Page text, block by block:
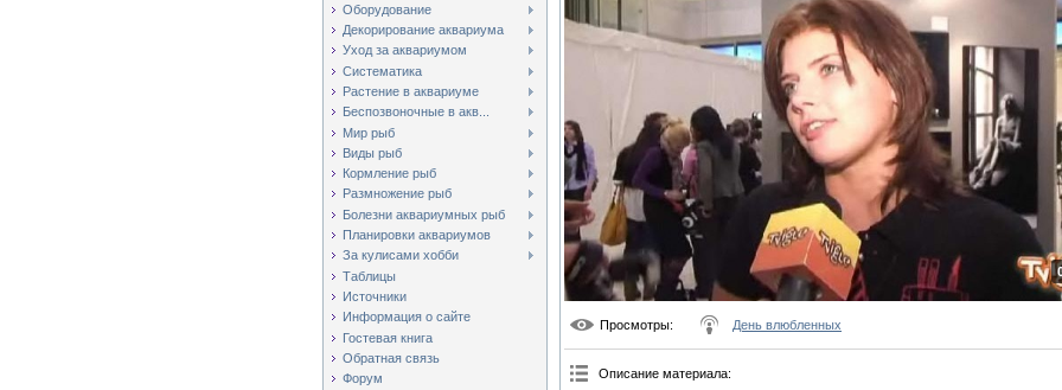
Оборудование
Декорирование аквариума
Уход за аквариумом
Систематика
Растение в аквариуме
Беспозвоночные в акв...
Мир рыб
Виды рыб
Кормление рыб
Размножение рыб
Болезни аквариумных рыб
Планировки аквариумов
За кулисами хобби
Таблицы
Источники
Информация о сайте
Гостевая книга
Обратная связь
Форум
Просмотры: День влюбленных
Описание материала: